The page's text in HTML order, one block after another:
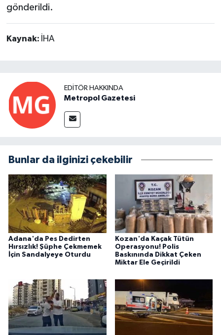
gönderildi.
Kaynak: İHA
EDITÖR HAKKINDA
Metropol Gazetesi
Bunlar da ilginizi çekebilir
Adana'da Pes Dedirten
Hırsızlık! Şüphe Çekmemek
İçin Sandalyeye Oturdu
Kozan'da Kaçak Tütün
Operasyonu! Polis
Baskınında Dikkat Çeken
Miktar Ele Geçirildi